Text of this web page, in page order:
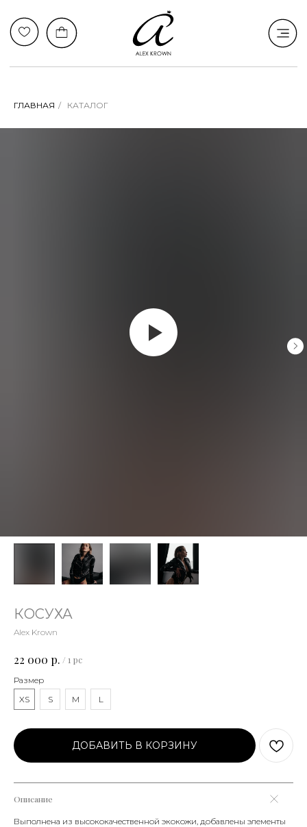
ГЛАВНАЯ / КАТАЛОГ
КОСУХА
Alex Krown
22 000 р. / 1 pc
Размер
XS
S M L
ДОБАВИТЬ В КОРЗИНУ
Описание
Выполнена из высококачественной экокожи, добавлены элементы